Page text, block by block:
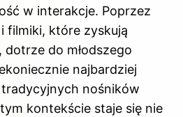
w interakcje. Poprzez
filmiki, które zyskują
do młodszego
najbardziej
nośników
kontekście staje się nie